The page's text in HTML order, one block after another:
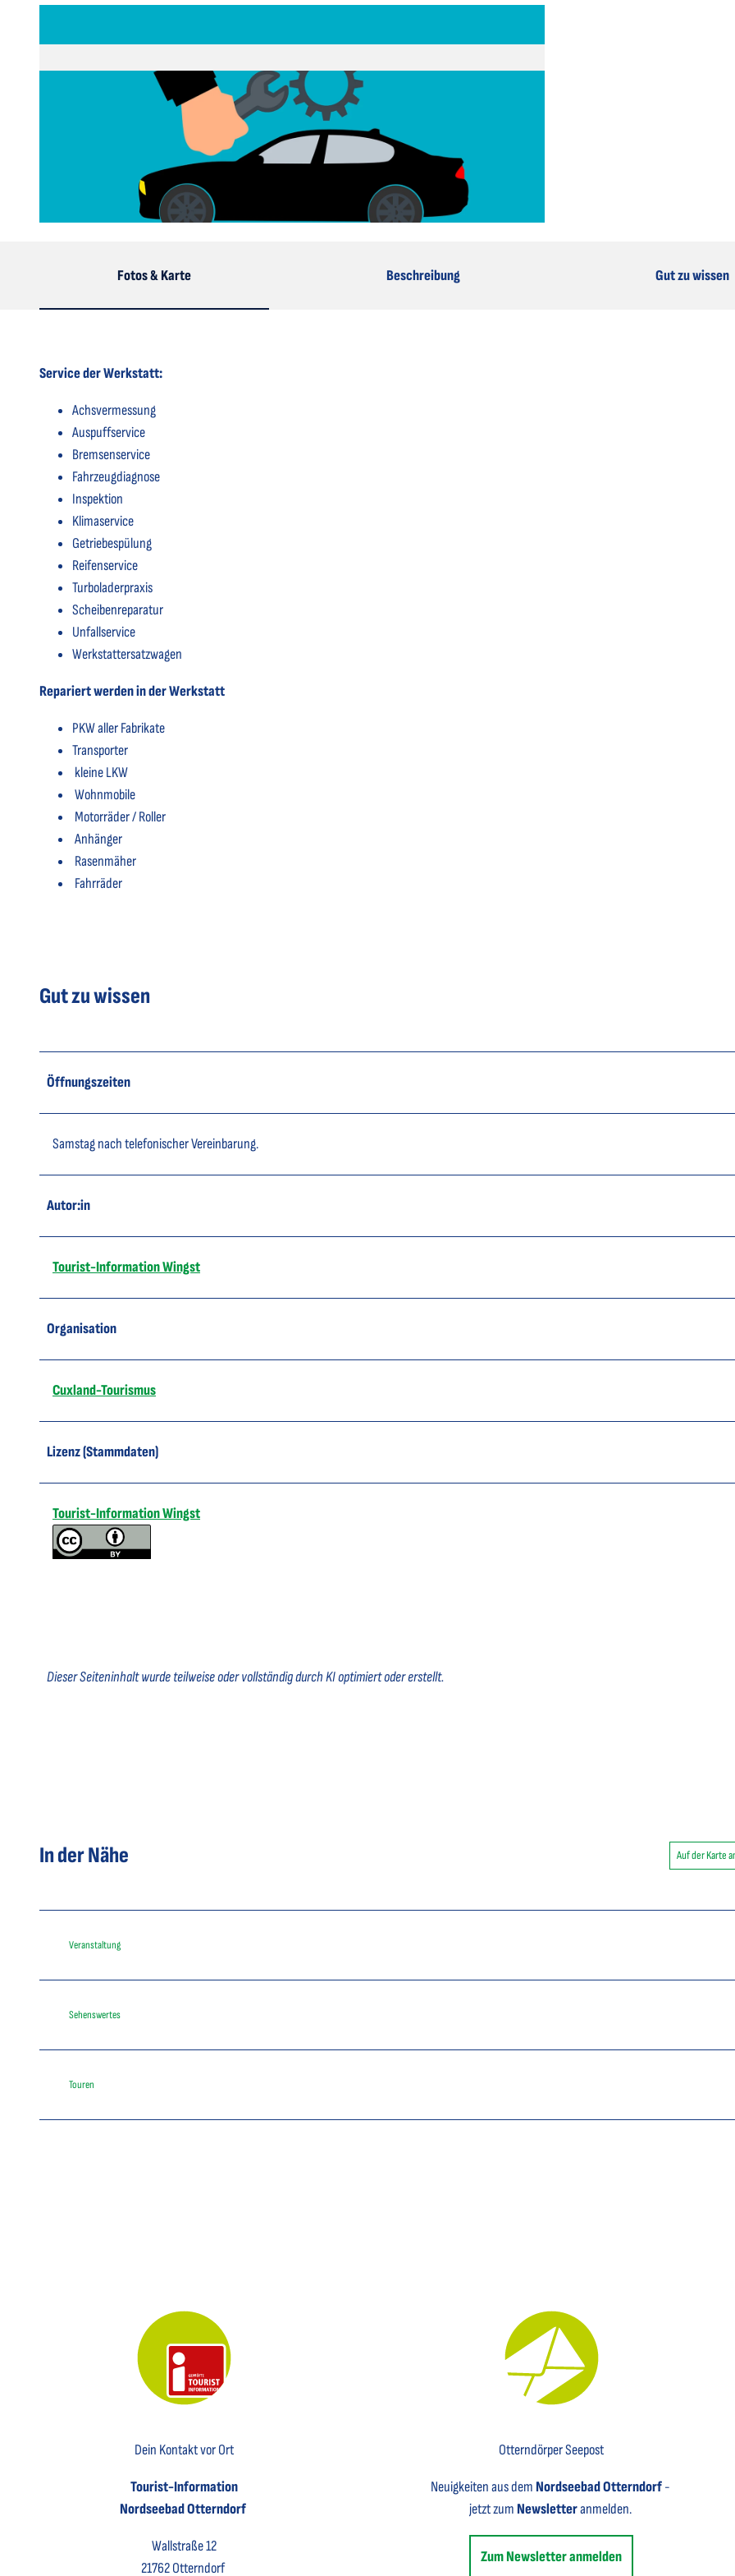
Fotos & Karte Beschreibung Gut zu wissen
Service der Werkstatt:
Achsvermessung
Auspuffservice
Bremsenservice
Fahrzeugdiagnose
Inspektion
Klimaservice
Getriebespülung
Reifenservice
Turboladerpraxis
Scheibenreparatur
Unfallservice
Werkstattersatzwagen
Repariert werden in der Werkstatt
PKW aller Fabrikate
Transporter
kleine LKW
Wohnmobile
Motorräder / Roller
Anhänger
Rasenmäher
Fahrräder
Gut zu wissen
Öffnungszeiten
Samstag nach telefonischer Vereinbarung.
Autor:in
Tourist-Information Wingst
Organisation
Cuxland-Tourismus
Lizenz (Stammdaten)
Tourist-Information Wingst
Dieser Seiteninhalt wurde teilweise oder vollständig durch KI optimiert oder erstellt.
In der Nähe Auf der Karte
Veranstaltung
Sehenswertes
Touren
Dein Kontakt vor Ort
Tourist-Information
Nordseebad Otterndorf
Wallstraße 12
21762 Otterndorf
Otterndörper Seepost
Neuigkeiten aus dem Nordseebad Otterndorf-
jetzt zum Newsletteranmelden.
Zum Newsletter anmelden